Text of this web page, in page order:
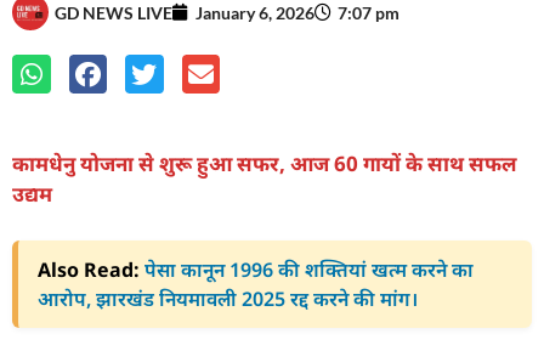
GD NEWS LIVE January 6, 2026 7:07 pm
कामधेनु योजना से शुरू हुआ सफर, आज 60 गायों के साथ सफल
उद्यम
Also Read: पेसा कानून 1996 की शक्तियां खत्म करने का
आरोप, झारखंड नियमावली 2025 रद्द करने की मांग।